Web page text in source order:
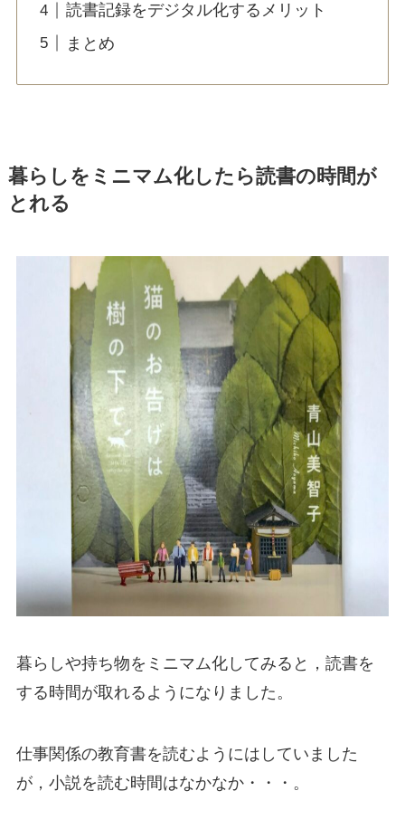
読書記録をデジタル化するメリット
まとめ
暮らしをミニマム化したら読書の時間が
とれる
暮らしや持ち物をミニマム化してみると，読書を
する時間が取れるようになりました。
仕事関係の教育書を読むようにはしていました
が，小説を読む時間はなかなか・・・。